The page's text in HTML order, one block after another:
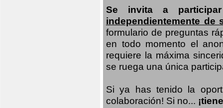
Se invita a
independientemente
formulario de preguntas
en todo momento el
requiere la máxima
se ruega una única
Si ya has tenido la
colaboración! Si no...